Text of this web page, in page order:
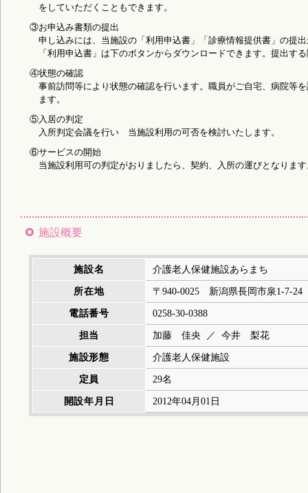
「あらまち便り2024年3月号
2024/02/10
「あらまち便り2024年2月号」を掲載しました。
2023/11/09
あらまち便り2023年11月号
2023/08/15
「あらまち便り2023年8月号 」を掲載しました。
2023/07/06
2023/06/12
「あらまち便り2023年6月号 」を掲載しました。
2023/06/01
「衣類の衣替えと記名のお願い」を掲載しました。
2023/05/09
「あらまち便り2023年5月号 」を掲載しました。
2023/05/09
ご利用料金表
の2023年5月1日改訂版を掲載しました。
をしていただくこともできます。
③お申込み書類の提出
申し込みには、当施設の「利用申込書」「診療情報提供書」の提
「利用申込書」は下のボタンからダウンロードできます。提出す
④状態の確認
事前訪問等により状態の確認を行います。職員がご自宅、病院等
ます。
⑤入居の判定
入所判定会議を行い 当施設利用の可否を検討いたします。
⑥サービスの開始
当施設利用可の判定がおりましたら、契約、入所の運びとなりま
施設概要
施設名
介護老人保健施設あらまち
所在地
〒940-0025 新潟県長岡市泉1-7-24
電話番号
0258-30-0388
担当
加藤 佳央 ／ 今井 梨花
施設形態
介護老人保健施設
定員
29名
開設年月日
2012年04月01日